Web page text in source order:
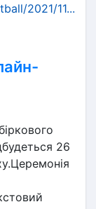
2021/11...
26